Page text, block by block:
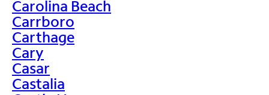
Carolina Beach
Carrboro
Carthage
Cary
Casar
Castalia